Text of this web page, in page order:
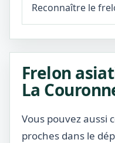
Reconnaître le
Frelon
La
Vous pouvez aussi
proches dans le